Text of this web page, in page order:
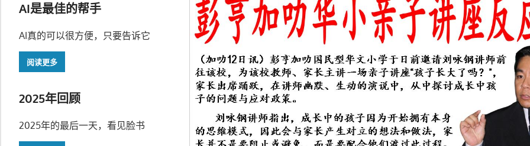
AI是最佳的帮手
AI真的可以很方便，只要告诉它
阅读更多
2025年回顾
2025年的最后一天，看见脸书